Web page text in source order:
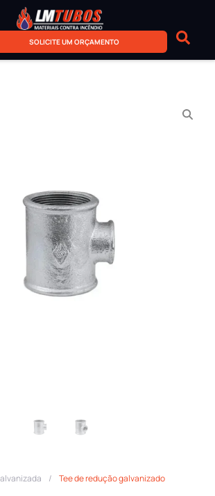
SOLICITE UM ORÇAMENTO
/ Tee de redução galvanizado